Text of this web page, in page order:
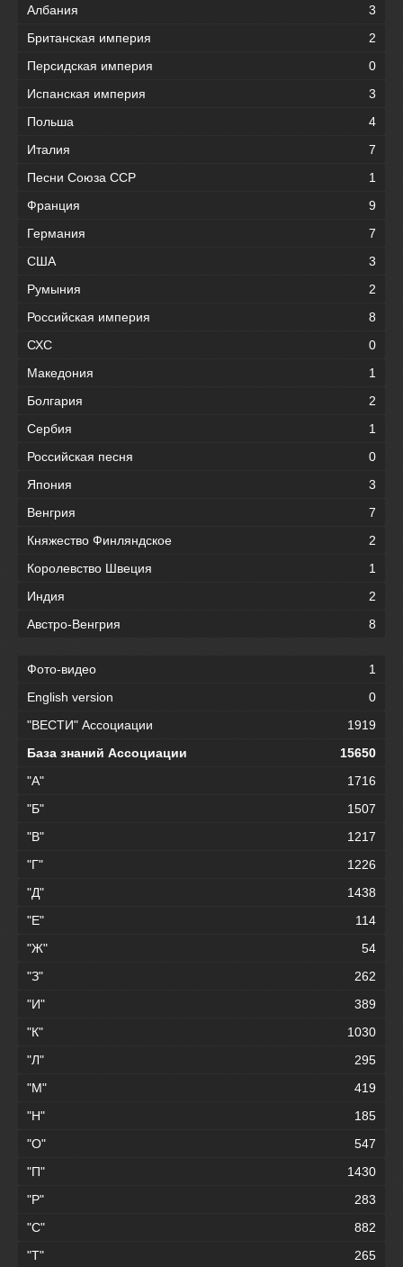
Албания
3
Британская империя
2
Персидская империя
0
Испанская империя
3
Польша
4
Италия
7
Песни Союза ССР
1
Франция
9
Германия
7
США
3
Румыния
2
Российская империя
8
СХС
0
Македония
1
Болгария
2
Сербия
1
Российская песня
0
Япония
3
Венгрия
7
Княжество Финляндское
2
Королевство Швеция
1
Индия
2
Австро-Венгрия
8
Фото-видео
1
English version
0
"ВЕСТИ" Ассоциации
1919
База знаний Ассоциации
15650
"А"
1716
"Б"
1507
"В"
1217
"Г"
1226
"Д"
1438
"Е"
114
"Ж"
54
"З"
262
"И"
389
"К"
1030
"Л"
295
"М"
419
"Н"
185
"О"
547
"П"
1430
"Р"
283
"С"
882
"Т"
265